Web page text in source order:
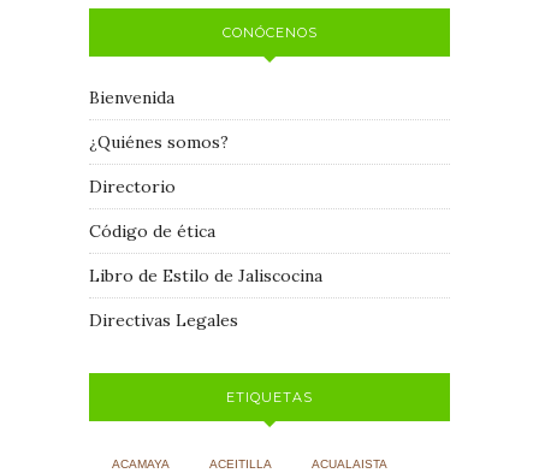
CONÓCENOS
Bienvenida
¿Quiénes somos?
Directorio
Código de ética
Libro de Estilo de Jaliscocina
Directivas Legales
ETIQUETAS
ACAMAYA ACEITILLA ACUALAISTA